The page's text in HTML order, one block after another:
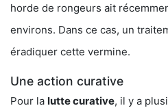
horde de rongeurs ait
environs. Dans ce cas, un
éradiquer cette vermine.
Une action curative
Pour la lutte curative, il y a